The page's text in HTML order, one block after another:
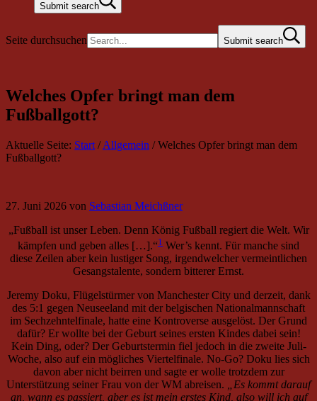
Submit search
Seite durchsuchen Submit search
Welches Opfer bringt man dem
Fußballgott?
Aktuelle Seite: Start / Allgemein /Welches Opfer bringt man dem
Fußballgott?
27. Juni 2026 von Sebastian Meichßner
„Fußball ist unser Leben. Denn König Fußball regiert die Welt. Wir
kämpfen und geben alles […].“1 Wer’s kennt. Für manche sind
diese Zeilen aber kein lustiger Song, irgendwelcher vermeintlichen
Gesangstalente, sondern bitterer Ernst.
Jeremy Doku, Flügelstürmer von Manchester City und derzeit, dank
des 5:1 gegen Neuseeland mit der belgischen Nationalmannschaft
im Sechzehntelfinale, hatte eine Kontroverse ausgelöst. Der Grund
dafür? Er wollte bei der Geburt seines ersten Kindes dabei sein!
Kein Ding, oder? Der Geburtstermin fiel jedoch in die zweite Juli-
Woche, also auf ein mögliches Viertelfinale. No-Go? Doku lies sich
davon aber nicht beirren und sagte er wolle trotzdem zur
Unterstützung seiner Frau von der WM abreisen.
„Es kommt darauf
an, wann es passiert, aber es ist mein erstes Kind, also will ich auf